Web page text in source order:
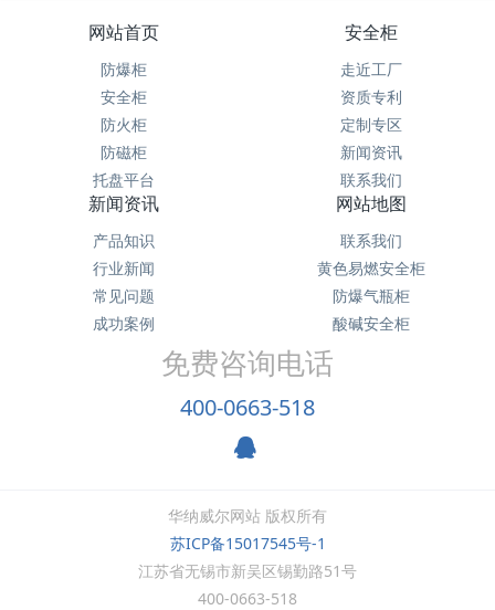
网站首页
防爆柜
安全柜
防火柜
防磁柜
托盘平台
安全柜
走近工厂
资质专利
定制专区
新闻资讯
联系我们
新闻资讯
产品知识
行业新闻
常见问题
成功案例
网站地图
联系我们
黄色易燃安全柜
防爆气瓶柜
酸碱安全柜
免费咨询电话
400-0663-518
华纳威尔网站 版权所有
苏ICP备15017545号-1
江苏省无锡市新吴区锡勤路51号
400-0663-518